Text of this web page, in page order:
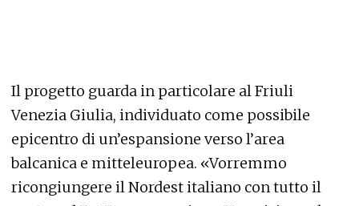
Il progetto guarda in particolare al Friuli
Venezia Giulia, individuato come possibile
epicentro di un’espansione verso l’area
balcanica e mitteleuropea. «Vorremmo
ricongiungere il Nordest italiano con tutto il